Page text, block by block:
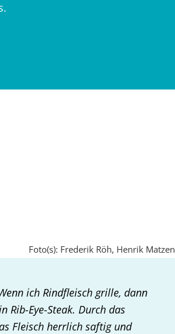
Foto(s): Frederik Röh, Henrik Matzen
ich Rindfleisch grille, dann
Rib-Eye-Steak. Durch das
Fleisch herrlich saftig und